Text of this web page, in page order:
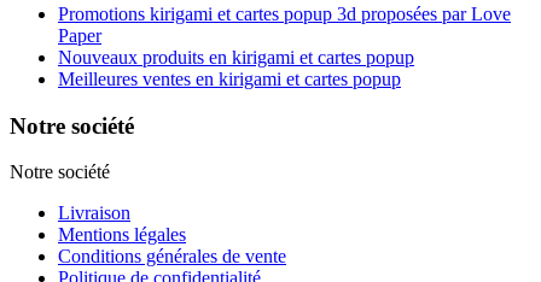
Promotions kirigami et cartes popup 3d proposées par Love
Paper
Nouveaux produits en kirigami et cartes popup
Meilleures ventes en kirigami et cartes popup
Notre société
Notre société
Livraison
Mentions légales
Conditions générales de vente